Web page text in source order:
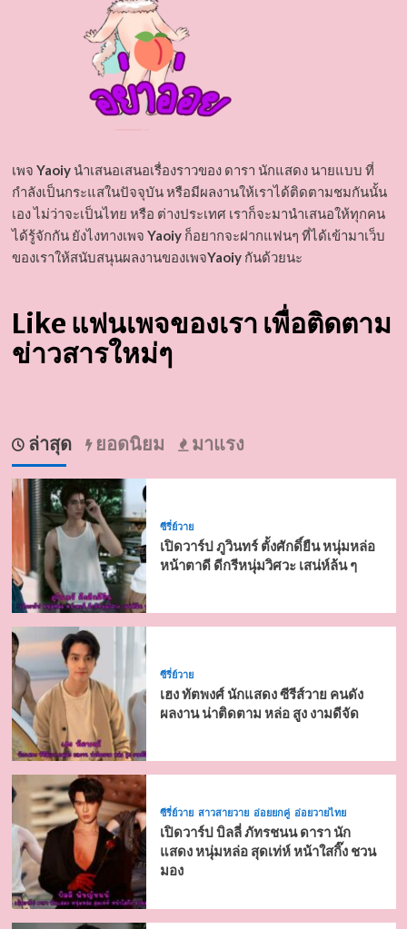
เพจ Yaoiyนำเสนอเสนอเรื่องราวของ ดารา นักแสดง นายแบบ ที่
กำลังเป็นกระแสในปัจจุบัน หรือมีผลงานให้เราได้ติดตามชมกันนั้น
เอง ไม่ว่าจะเป็นไทย หรือ ต่างประเทศ เราก็จะมานำเสนอให้ทุกคน
ได้รู้จักกัน ยังไงทางเพจ Yaoiyก็อยากจะฝากแฟนๆ ที่ได้เข้ามาเว็บ
ของเราให้สนับสนุนผลงานของเพจYaoiyกันด้วยนะ
Like แฟนเพจของเรา เพื่อติดตาม
ข่าวสารใหม่ๆ
ล่าสุด ยอดนิยม มาแรง
ซีรี่ย์วาย
เปิดวาร์ป ภูวินทร์ ตั้งศักดิ์ยืน หนุ่มหล่อ
หน้าตาดี ดีกรีหนุ่มวิศวะ เสน่ห์ล้น ๆ
ซีรี่ย์วาย
เฮง ทัตพงศ์ นักแสดง ซีรีส์วาย คนดัง
ผลงาน น่าติดตาม หล่อ สูง งามดีจัด
ซีรี่ย์วาย สาวสายวาย อ่อยยกคู่ อ่อยวายไทย
เปิดวาร์ป บิลลี่ ภัทรชนน ดารา นัก
แสดง หนุ่มหล่อ สุดเท่ห์ หน้าใสกิ๊ง ชวน
มอง